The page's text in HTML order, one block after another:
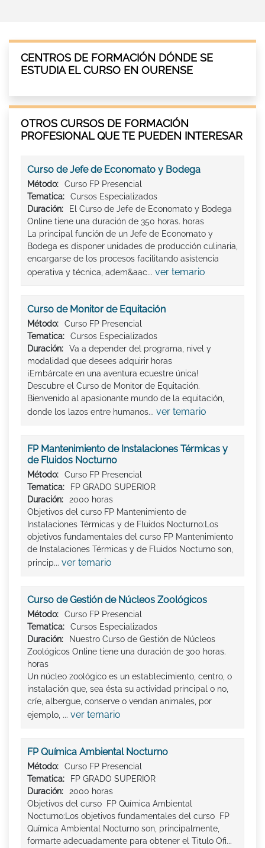
CENTROS DE FORMACIÓN DÓNDE SE
ESTUDIA EL CURSO EN OURENSE
OTROS CURSOS DE FORMACIÓN
PROFESIONAL QUE TE PUEDEN INTERESAR
Curso de Jefe de Economato y Bodega
Método:
Curso FP Presencial
Tematica:
Cursos Especializados
Duración:
El Curso de Jefe de Economato y Bodega
Online tiene una duración de 350 horas. horas
La principal función de un Jefe de Economato y
Bodega es disponer unidades de producción culinaria,
encargarse de los procesos facilitando asistencia
operativa y técnica, adem&aac... ver temario
Curso de Monitor de Equitación
Método:
Curso FP Presencial
Tematica:
Cursos Especializados
Duración:
Va a depender del programa, nivel y
modalidad que desees adquirir horas
¡Embárcate en una aventura ecuestre única!
Descubre el Curso de Monitor de Equitación.
Bienvenido al apasionante mundo de la equitación,
donde los lazos entre humanos... ver temario
FP Mantenimiento de Instalaciones Térmicas y
de Fluidos Nocturno
Método:
Curso FP Presencial
Tematica:
FP GRADO SUPERIOR
Duración:
2000 horas
Objetivos del curso FP Mantenimiento de
Instalaciones Térmicas y de Fluidos Nocturno:Los
objetivos fundamentales del curso FP Mantenimiento
de Instalaciones Térmicas y de Fluidos Nocturno son,
princip... ver temario
Curso de Gestión de Núcleos Zoológicos
Método:
Curso FP Presencial
Tematica:
Cursos Especializados
Duración:
Nuestro Curso de Gestión de Núcleos
Zoológicos Online tiene una duración de 300 horas.
horas
Un núcleo zoológico es un establecimiento, centro, o
instalación que, sea ésta su actividad principal o no,
críe, albergue, conserve o vendan animales, por
ejemplo, ... ver temario
FP Química Ambiental Nocturno
Método:
Curso FP Presencial
Tematica:
FP GRADO SUPERIOR
Duración:
2000 horas
Objetivos del curso FP Química Ambiental
Nocturno:Los objetivos fundamentales del curso FP
Química Ambiental Nocturno son, principalmente,
formarte adecuadamente para obtener el Titulo Ofi...